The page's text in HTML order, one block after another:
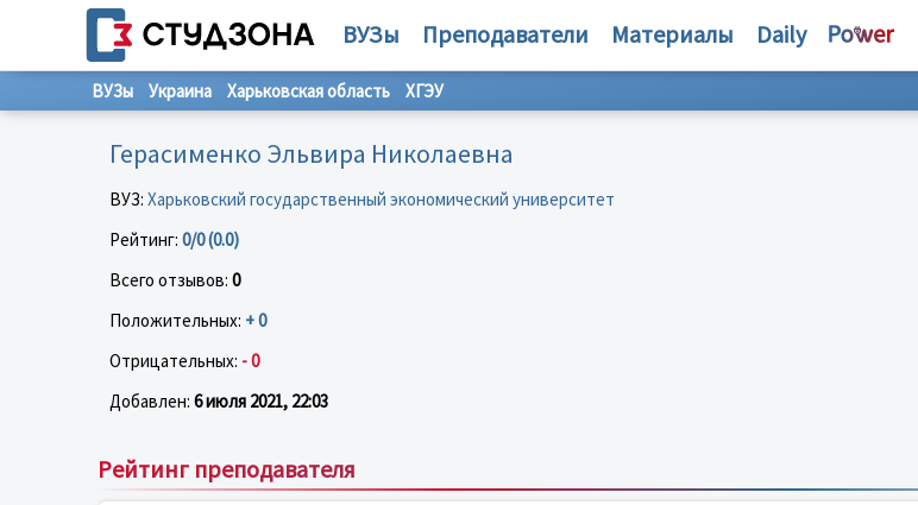
ВУЗы Преподаватели Материалы Daily
ВУЗы Украина Харьковская область ХГЭУ
Герасименко Эльвира Николаевна
ВУЗ: Харьковский государственный экономический университет
Рейтинг: 0/0 (0.0)
Всего отзывов: 0
Положительных: + 0
Отрицательных: - 0
Добавлен: 6 июля 2021, 22:03
Рейтинг преподавателя